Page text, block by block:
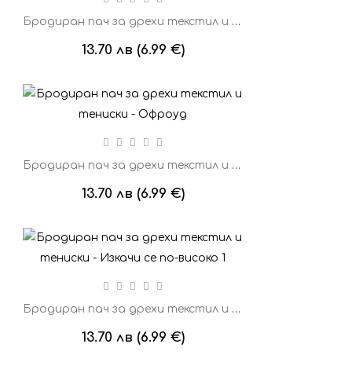
Бродиран пач за дрехи текстил и тениски - Къмпинг проучване
13.70 лв (6.99 €)
Бродиран пач за дрехи текстил и тениски - Офроуд
13.70 лв (6.99 €)
Бродиран пач за дрехи текстил и тениски - Изкачи се по-високо 1
13.70 лв (6.99 €)